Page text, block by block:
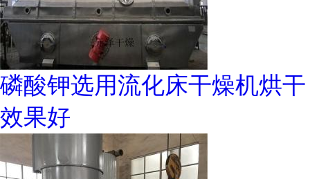
磷酸钾选用流化床干燥机烘干
效果好